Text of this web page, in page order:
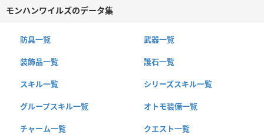
モンハンワイルズのデータ集
防具一覧 武器一覧
装飾品一覧 護石一覧
スキル一覧 シリーズスキル一覧
グループスキル一覧 オトモ装備一覧
チャーム一覧 クエスト一覧